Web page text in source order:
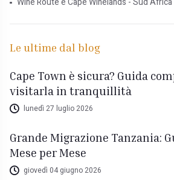
Le ultime dal blog
Cape Town è sicura? Guida
visitarla in tranquillità
lunedì 27 luglio 2026
Grande Migrazione Tanzania:
Mese per Mese
giovedì 04 giugno 2026